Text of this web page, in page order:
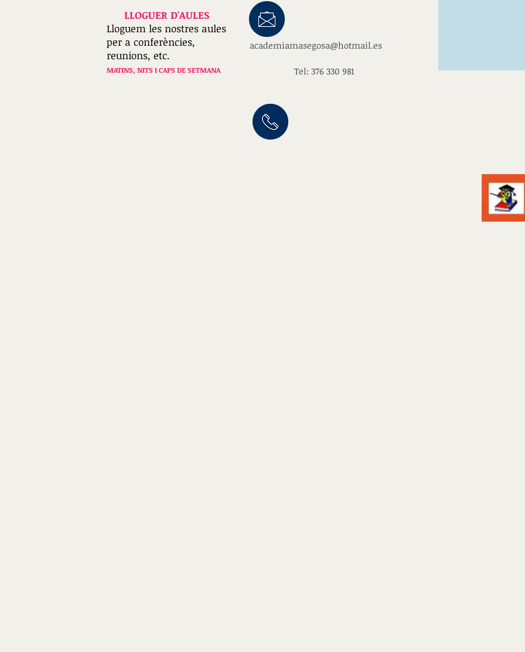
LLOGUER D'AULES
Lloguem les nostres aules
per a conferències,
reunions, etc.
MATINS, NITS I CAPS DE SETMANA
academiamasegosa@hotmail.es
Tel: 376 330 981